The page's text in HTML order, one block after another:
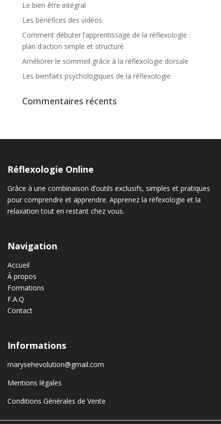
Le bien être intégral
Les bénéfices des vidéos
Comment débuter l’apprentissage de la réflexologie :
plan d’action simple et structuré
Améliorer le sommeil grâce à la réflexologie dorsale
Les bienfaits psychologiques de la réflexologie
Commentaires récents
Réflexologie Online
Grâce à une combinaison d’outils exclusifs, simples et pratiques
pour comprendre et apprendre. Apprenez la réfexologie et la
relaxation tout en restant chez vous.
Navigation
Accueil
À propos
Formations
F.A.Q
Contact
Informations
marysehevolution@gmail.com
Mentions légales
Conditions Générales de Vente